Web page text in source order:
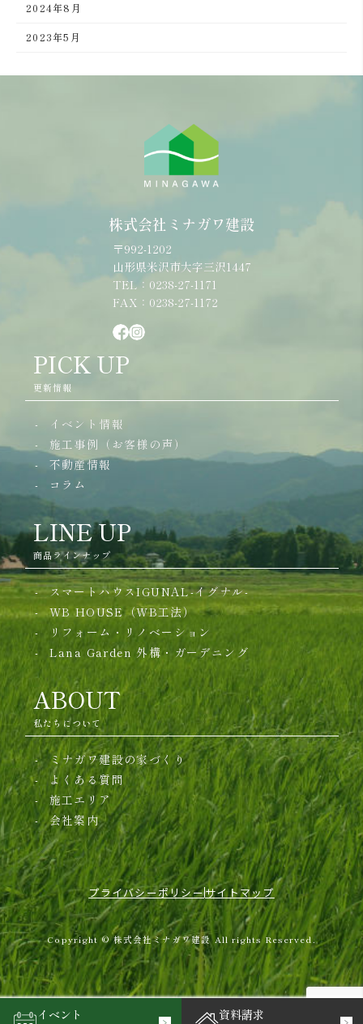
2024年8月
2023年5月
株式会社ミナガワ建設
〒992-1202
山形県米沢市大字三沢1447
TEL：0238-27-1171
FAX：0238-27-1172
PICK UP
更新情報
イベント情報
施工事例（お客様の声）
不動産情報
コラム
LINE UP
商品ラインナップ
スマートハウスIGUNAL-イグナル-
WB HOUSE（WB工法）
リフォーム・リノベーション
Lana Garden 外構・ガーデニング
ABOUT
私たちについて
ミナガワ建設の家づくり
よくある質問
施工エリア
会社案内
プライバシーポリシーサイトマップ
Copyright © 株式会社ミナガワ建設 All rights Reserved.
イベント
資料請求